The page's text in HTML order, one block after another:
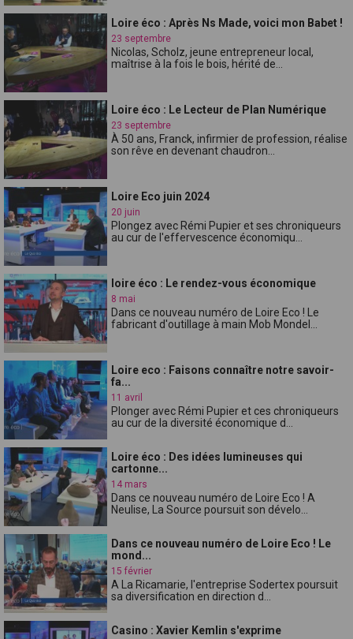
Loire éco : Après Ns Made, voici mon Babet !
23 septembre
Nicolas, Scholz, jeune entrepreneur local,
maîtrise à la fois le bois, hérité de...
Loire éco : Le Lecteur de Plan Numérique
23 septembre
À 50 ans, Franck, infirmier de profession, réalise
son rêve en devenant chaudron...
Loire Eco juin 2024
20 juin
Plongez avec Rémi Pupier et ses chroniqueurs
au cur de l'effervescence économiqu...
loire éco : Le rendez-vous économique
8 mai
Dans ce nouveau numéro de Loire Eco ! Le
fabricant d'outillage à main Mob Mondel...
Loire eco : Faisons connaître notre savoir-
fa...
11 avril
Plonger avec Rémi Pupier et ces chroniqueurs
au cur de la diversité économique d...
Loire éco : Des idées lumineuses qui
cartonne...
14 mars
Dans ce nouveau numéro de Loire Eco ! A
Neulise, La Source poursuit son dévelo...
Dans ce nouveau numéro de Loire Eco ! Le
mond...
15 février
A La Ricamarie, l'entreprise Sodertex poursuit
sa diversification en direction d...
Casino : Xavier Kemlin s'exprime